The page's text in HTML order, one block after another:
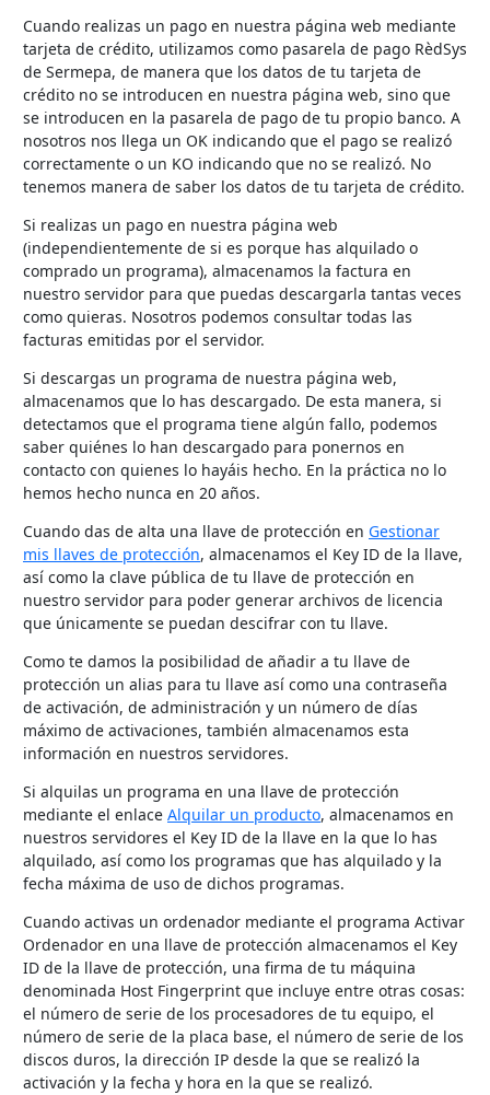
Cuando realizas un pago en nuestra página web mediante
tarjeta de crédito, utilizamos como pasarela de pago RèdSys
de Sermepa, de manera que los datos de tu tarjeta de
crédito no se introducen en nuestra página web, sino que
se introducen en la pasarela de pago de tu propio banco. A
nosotros nos llega un OK indicando que el pago se realizó
correctamente o un KO indicando que no se realizó. No
tenemos manera de saber los datos de tu tarjeta de crédito.
Si realizas un pago en nuestra página web
(independientemente de si es porque has alquilado o
comprado un programa), almacenamos la factura en
nuestro servidor para que puedas descargarla tantas veces
como quieras. Nosotros podemos consultar todas las
facturas emitidas por el servidor.
Si descargas un programa de nuestra página web,
almacenamos que lo has descargado. De esta manera, si
detectamos que el programa tiene algún fallo, podemos
saber quiénes lo han descargado para ponernos en
contacto con quienes lo hayáis hecho. En la práctica no lo
hemos hecho nunca en 20 años.
Cuando das de alta una llave de protección en Gestionar
mis llaves de protección, almacenamos el Key ID de la llave,
así como la clave pública de tu llave de protección en
nuestro servidor para poder generar archivos de licencia
que únicamente se puedan descifrar con tu llave.
Como te damos la posibilidad de añadir a tu llave de
protección un alias para tu llave así como una contraseña
de activación, de administración y un número de días
máximo de activaciones, también almacenamos esta
información en nuestros servidores.
Si alquilas un programa en una llave de protección
mediante el enlace Alquilar un producto, almacenamos en
nuestros servidores el Key ID de la llave en la que lo has
alquilado, así como los programas que has alquilado y la
fecha máxima de uso de dichos programas.
Cuando activas un ordenador mediante el programa Activar
Ordenador en una llave de protección almacenamos el Key
ID de la llave de protección, una firma de tu máquina
denominada Host Fingerprint que incluye entre otras cosas:
el número de serie de los procesadores de tu equipo, el
número de serie de la placa base, el número de serie de los
discos duros, la dirección IP desde la que se realizó la
activación y la fecha y hora en la que se realizó.